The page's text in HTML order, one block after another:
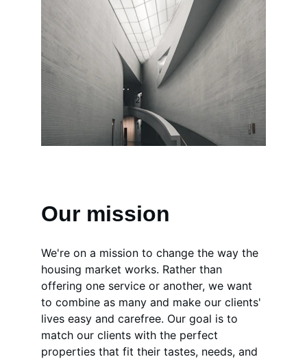
Our mission
We're on a mission to change the way the
housing market works. Rather than
offering one service or another, we want
to combine as many and make our clients'
lives easy and carefree. Our goal is to
match our clients with the perfect
properties that fit their tastes, needs, and